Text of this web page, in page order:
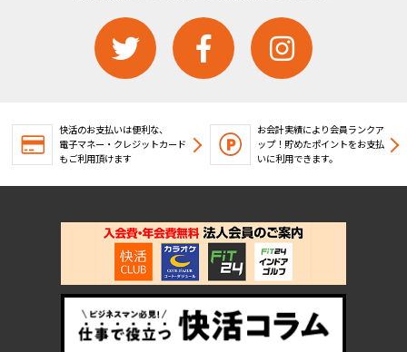
快活のお支払いは便利な、
電子マネー・クレジットカード
もご利用頂けます
お会計実績により会員ランクア
ップ！ 貯めたポイントをお支払
いに利用できます。